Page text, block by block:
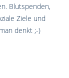
Blutspenden,
Ziele und
denkt ;-)